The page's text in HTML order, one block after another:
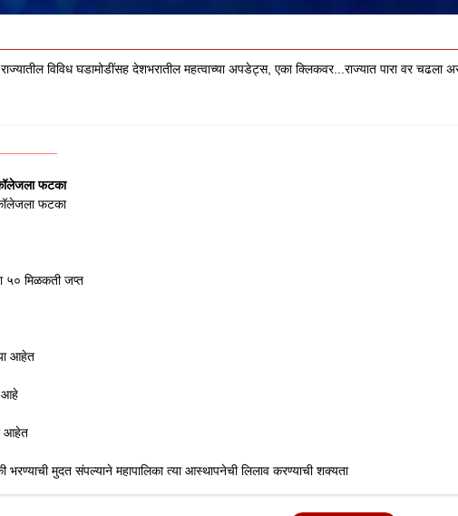
विविध घडामोडींसह देशभरातील महत्वाच्या अपडेट्स, एका क्लिकवर...राज्यात पारा वर
फटका
फटका
५० मिळकती जप्त
आहेत
आहे
आहेत
मुदत संपल्याने महापालिका त्या आस्थापनेची लिलाव करण्याची शक्यता